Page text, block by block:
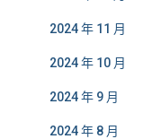
2024 年 11 月
2024 年 10 月
2024 年 9 月
2024 年 8 月